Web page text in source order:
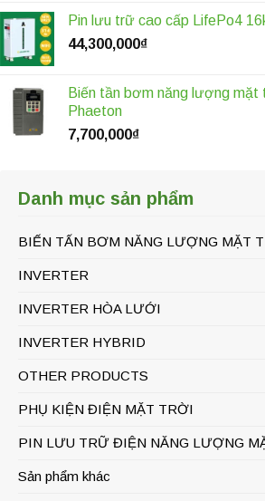
Pin lưu trữ cao cấp LifePo4
44,300,000₫
Biến tần bơm năng lượng mặt
Phaeton
7,700,000₫
Danh mục sản phẩm
BIẾN TẤN BƠM NĂNG LƯỢNG MẶT
INVERTER
INVERTER HÒA LƯỚI
INVERTER HYBRID
OTHER PRODUCTS
PHỤ KIỆN ĐIỆN MẶT TRỜI
PIN LƯU TRỮ ĐIỆN NĂNG LƯỢNG
Sản phẩm khác